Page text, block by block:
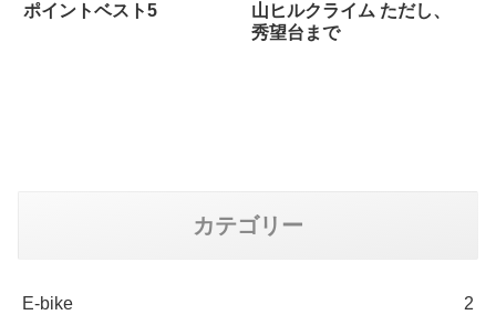
ポイントベスト5
山ヒルクライム ただし、
秀望台まで
カテゴリー
E-bike 2